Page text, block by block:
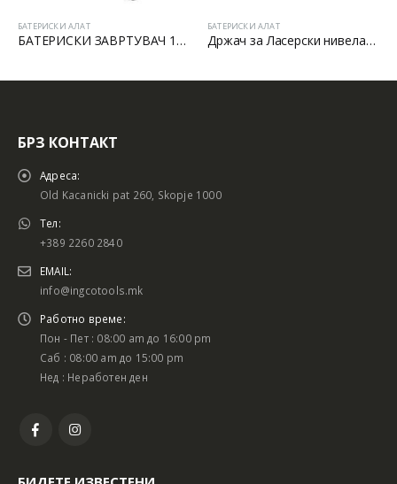
БАТЕРИСКИ АЛАТ
БАТЕРИСКИ ЗАВРТУВАЧ 12V LI-ION
БАТЕРИСКИ АЛАТ
Држач за Ласерски нивелатор
БРЗ КОНТАКТ
Адреса:
Old Kacanicki pat 260, Skopje 1000
Тел:
+389 2260 2840
EMAIL:
info@ingcotools.mk
Работно време:
Пон - Пет : 08:00 am до 16:00 pm
Саб : 08:00 am до 15:00 pm
Нед : Неработен ден